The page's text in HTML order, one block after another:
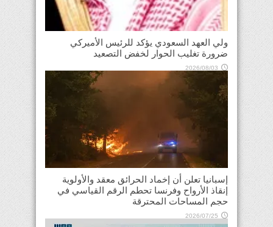
ولي العهد السعودي يؤكد للرئيس الأميركي
ضرورة تغليب الحوار لخفض التصعيد
2026/08/03
إسبانيا تعلن أن إخماد الحرائق معقد والأولوية
إنقاذ الأرواح وفرنسا تحطم الرقم القياسي في
حجم المساحات المحترقة
2026/07/25